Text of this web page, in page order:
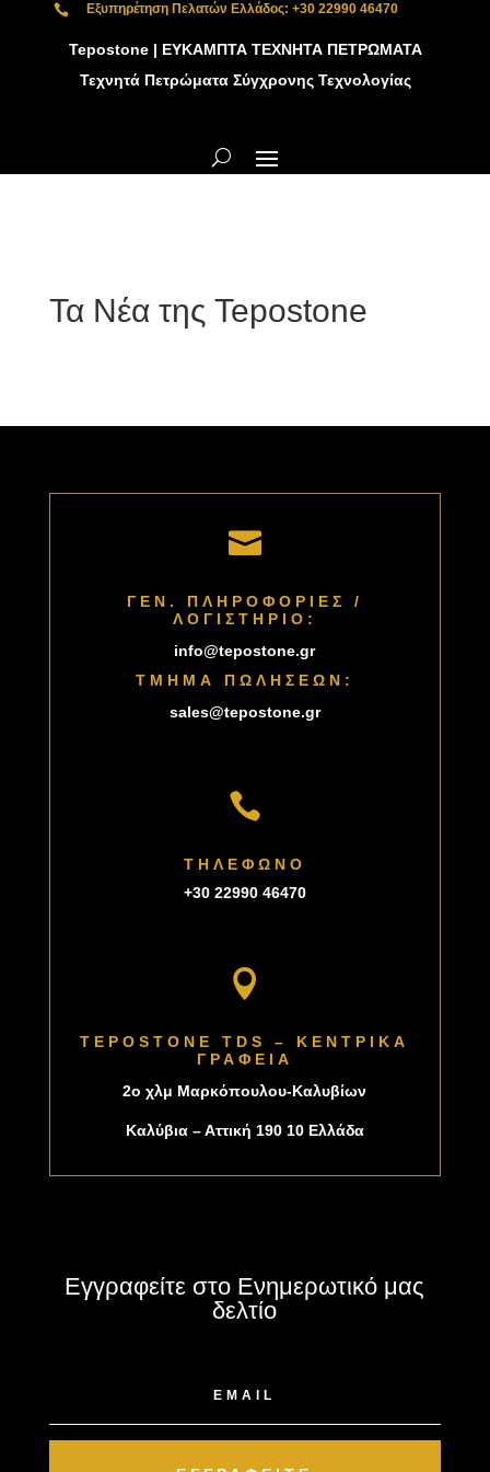
 Εξυπηρέτηση Πελατών Ελλάδος: +30 22990 46470
Tepostone | ΕΥΚΑΜΠΤΑ ΤΕΧΝΗΤΑ ΠΕΤΡΩΜΑΤΑ
Τεχνητά Πετρώματα Σύγχρονης Τεχνολογίας
Τα Νέα της Tepostone

ΓΕΝ. ΠΛΗΡΟΦΟΡΙΕΣ /
ΛΟΓΙΣΤΗΡΙΟ:
info@tepostone.gr
ΤΜΗΜΑ ΠΩΛΗΣΕΩΝ:
sales@tepostone.gr

ΤΗΛΕΦΩΝΟ
+30 22990 46470

TEPOSTONE TDS – ΚΕΝΤΡΙΚΑ
ΓΡΑΦΕΙΑ
2o χλμ Μαρκόπουλου-Καλυβίων
Καλύβια – Αττική 190 10 Ελλάδα
Εγγραφείτε στο Ενημερωτικό μας
δελτίο